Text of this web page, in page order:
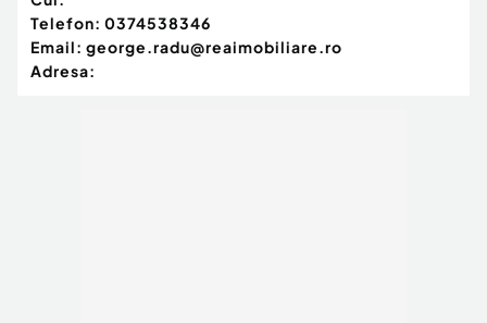
Telefon: 0374538346
Email: george.radu@reaimobiliare.ro
Adresa: